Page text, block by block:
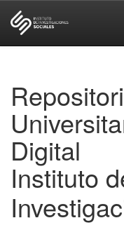
Digital
Instituto